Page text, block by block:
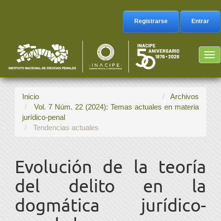
Barra
lateral
Registrarse Entrar
Inicio
Archivos
Vol. 7 Núm. 22 (2024): Temas actuales en materia
jurídico-penal
Tendencias actuales
Evolución de la teoría
del delito en la
dogmática jurídico-